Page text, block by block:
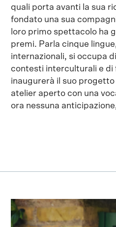
quali porta avanti la sua
fondato una sua
loro primo spettacolo ha
premi. Parla cinque
internazionali, si occupa
contesti interculturali e di
inaugurerà il suo
atelier aperto con una
ora nessuna